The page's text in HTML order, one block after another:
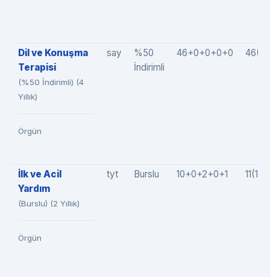
Dil ve Konuşma
Terapisi
(%50 İndirimli) (4
Yıllık)
Örgün
say
%50
İndirimli
46+0+0+0+0
İlk ve Acil
Yardım
(Burslu) (2 Yıllık)
Örgün
tyt Burslu 10+0+2+0+1